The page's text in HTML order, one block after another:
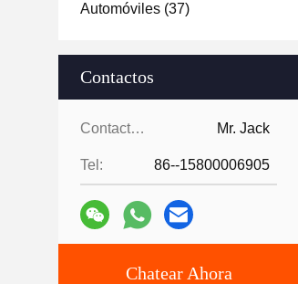
Automóviles (37)
Contactos
Contactos: Mr. Jack
Tel: 86--15800006905
Chatear Ahora